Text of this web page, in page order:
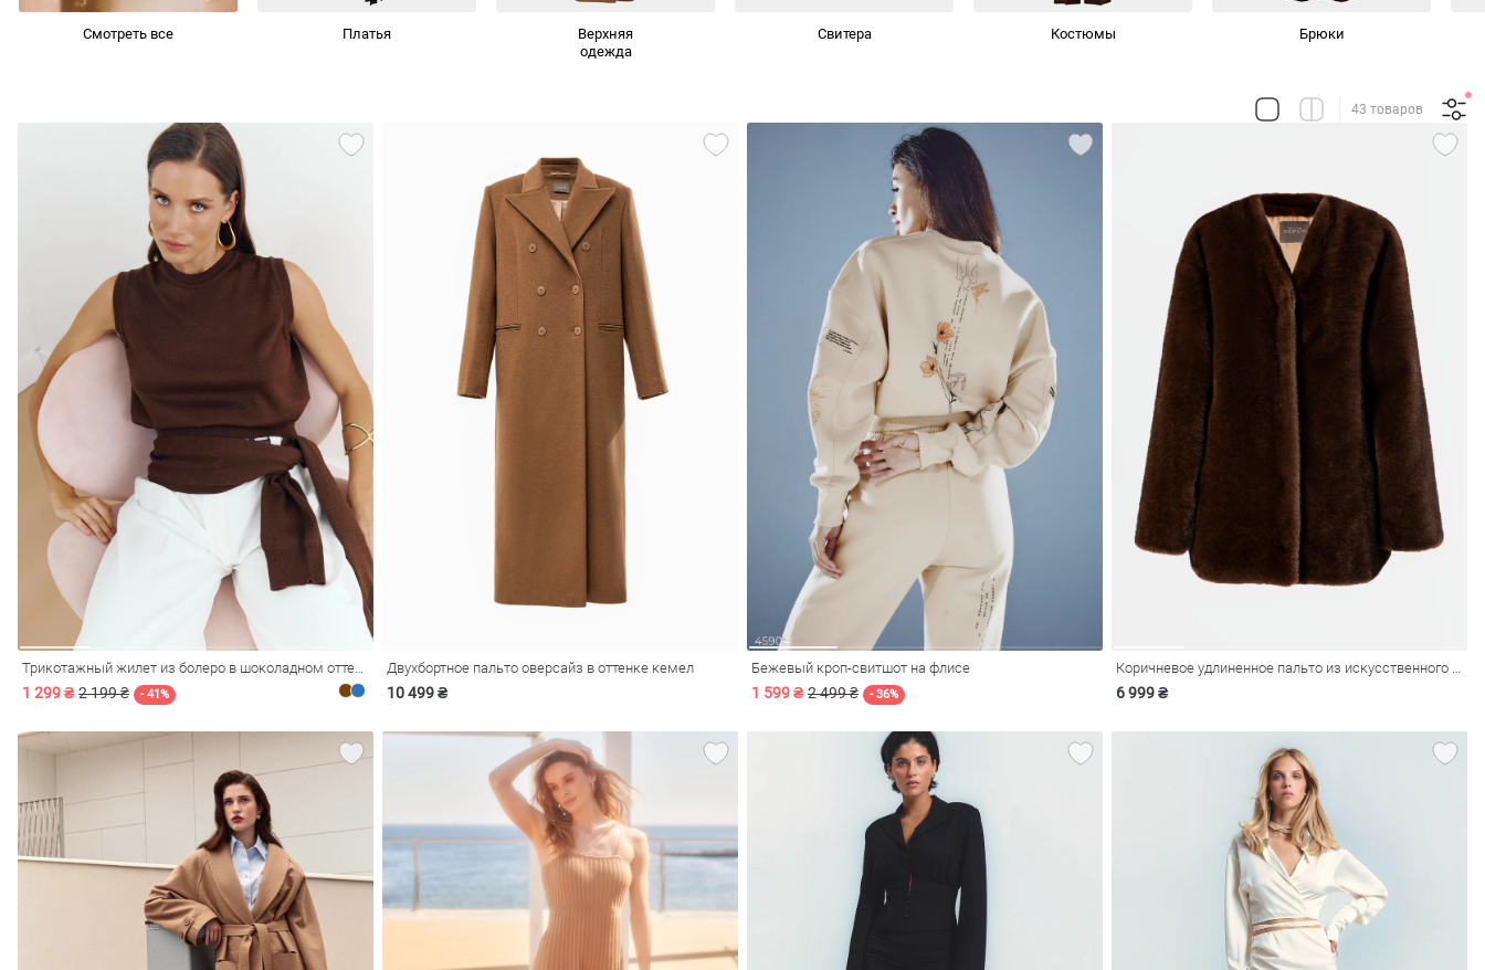
Смотреть все Платья
Верхняя
одежда
Свитера Костюмы Брюки
43 товаров
Трикотажный жилет из болеро в шоколадном оттенке
1 299 ₴ 2 199 ₴ - 41%
Двухбортное пальто оверсайз в оттенке кемел
10 499 ₴
Бежевый кроп-свитшот на флисе
1 599 ₴ 2 499 ₴ - 36%
Коричневое удлиненное пальто из искусственного меха
6 999 ₴